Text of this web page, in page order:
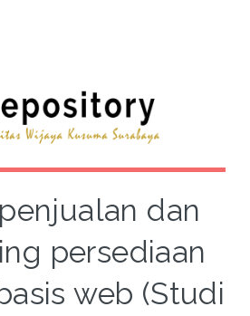
dan
persediaan
web (Studi